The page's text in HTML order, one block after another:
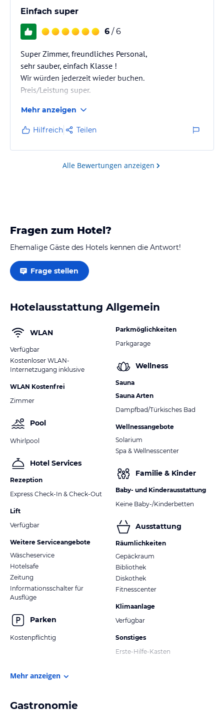
Einfach super
6 / 6
Super Zimmer, freundliches Personal,
sehr sauber, einfach Klasse !
Wir würden jederzeit wieder buchen.
Preis/Leistung super.
Mehr anzeigen
Hilfreich Teilen
Alle Bewertungen anzeigen
Fragen zum Hotel?
Ehemalige Gäste des Hotels kennen die Antwort!
Frage stellen
Hotelausstattung Allgemein
WLAN
Verfügbar
Kostenloser WLAN-
Internetzugang inklusive
WLAN Kostenfrei
Zimmer
Pool
Whirlpool
Hotel Services
Rezeption
Express Check-In & Check-Out
Lift
Verfügbar
Weitere Serviceangebote
Wäscheservice
Hotelsafe
Zeitung
Informationsschalter für
Ausflüge
Parken
Kostenpflichtig
Parkmöglichkeiten
Parkgarage
Wellness
Sauna
Sauna Arten
Dampfbad/Türkisches Bad
Wellnessangebote
Solarium
Spa & Wellnesscenter
Familie & Kinder
Baby- und Kinderausstattung
Keine Baby-/Kinderbetten
Ausstattung
Räumlichkeiten
Gepäckraum
Bibliothek
Diskothek
Fitnesscenter
Klimaanlage
Verfügbar
Sonstiges
Erste-Hilfe-Kasten
Mehr anzeigen
Gastronomie